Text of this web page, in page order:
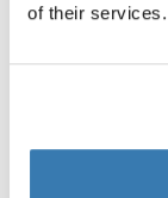
of their services.